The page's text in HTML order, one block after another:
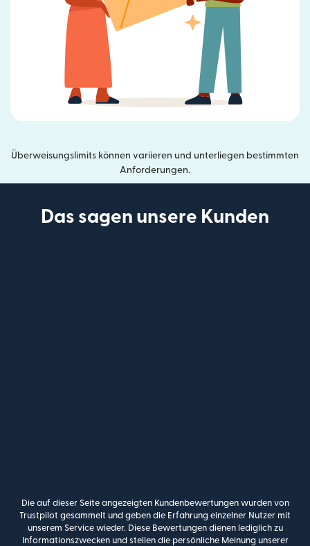
Überweisungslimits können variieren und unterliegen bestimmten
Anforderungen.
Das sagen unsere Kunden
Die auf dieser Seite angezeigten Kundenbewertungen wurden von
Trustpilot gesammelt und geben die Erfahrung einzelner Nutzer mit
unserem Service wieder. Diese Bewertungen dienen lediglich zu
Informationszwecken und stellen die persönliche Meinung unserer